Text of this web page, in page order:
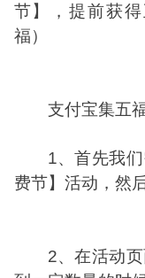
节】，提前获
福）
支付宝集五
1、首先我
费节】活动，然
2、在活动